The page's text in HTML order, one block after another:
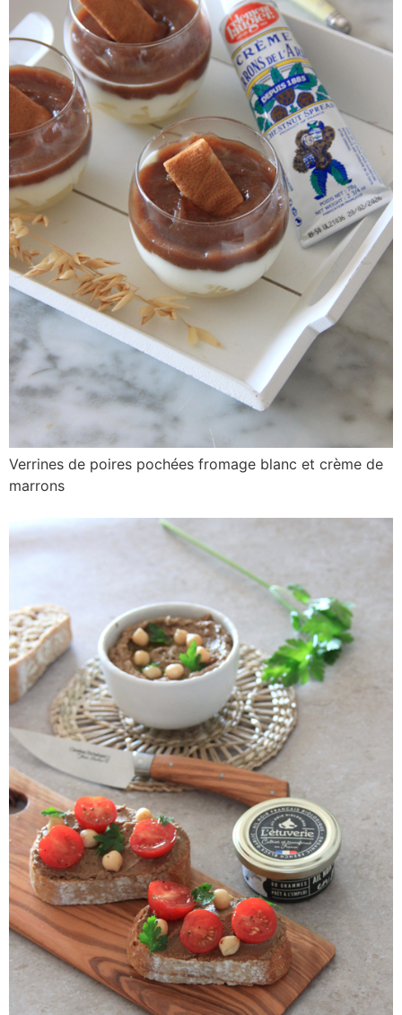
Verrines de poires pochées fromage blanc et crème de
marrons